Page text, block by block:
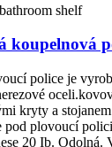
koupelnová
police je
kryty a
pod plovoucí
20 Ib. Odolná.